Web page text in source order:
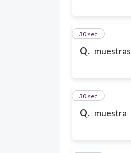
Q. muestras
20
30 sec
Q. muestra
21
30 sec